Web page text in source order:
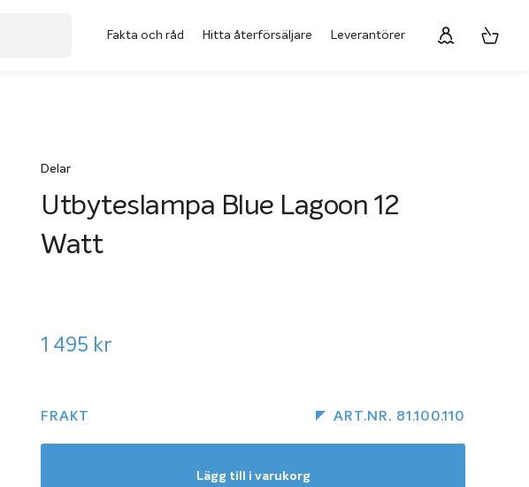
Fakta och råd Hitta återförsäljare Leverantörer
Delar
Utbyteslampa Blue Lagoon 12
Watt
1 495 kr
FRAKT ART.NR. 81.100.110
Lägg till i varukorg